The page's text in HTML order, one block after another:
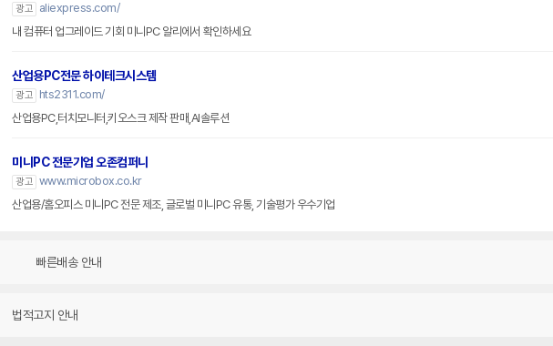
광고
aliexpress.com/
내 컴퓨터 업그레이드 기회 미니PC 알리에서 확인하세요
산업용PC전문 하이테크시스템
광고
hts2311.com/
산업용PC,터치모니터,키오스크 제작 판매,AI솔루션
미니PC 전문기업 오존컴퍼니
광고 www.microbox.co.kr
산업용/홈오피스 미니PC 전문 제조, 글로벌 미니PC 유통, 기술평가 우수기업
빠른배송 안내
법적고지 안내